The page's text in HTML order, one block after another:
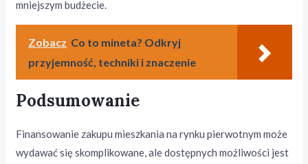
mniejszym budżecie.
Zobacz Co to mineta? Odkryj
przyjemność, techniki i znaczenie
Podsumowanie
Finansowanie zakupu mieszkania na rynku pierwotnym może
wydawać się skomplikowane, ale dostępnych możliwości jest